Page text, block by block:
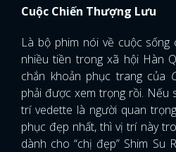
Cuộc Chiến Thượng Lưu
Là bộ phim nói về cuộc
nhiều tiền trong xã hội Hàn
chắn khoản phục trang của
phải được xem trọng rồi. Nếu
trí vedette là người quan
phục đẹp nhất, thì vị trí này
dành cho “chị đẹp” Shim Su